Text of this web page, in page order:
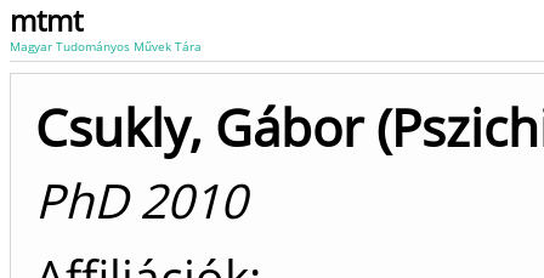
mtmt
Magyar Tudományos Művek Tára
Csukly, Gábor
PhD 2010